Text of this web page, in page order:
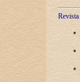
Revista